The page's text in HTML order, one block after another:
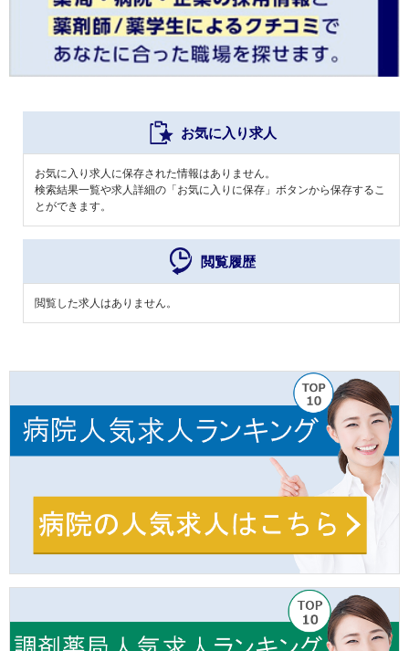
お気に入り求人
お気に入り求人に保存された情報はありません。
検索結果一覧や求人詳細の「お気に入りに保存」ボタンから保存するこ
とができます。
閲覧履歴
閲覧した求人はありません。